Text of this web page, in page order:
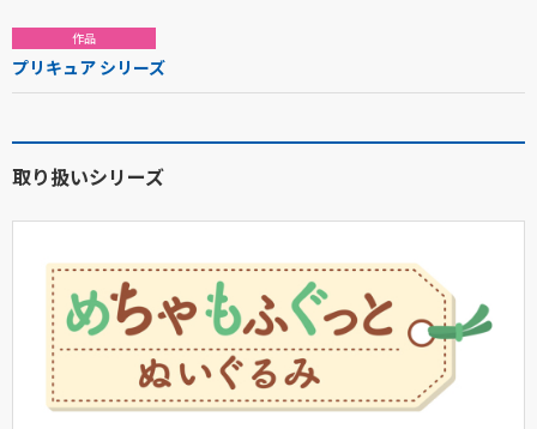
作品
プリキュア シリーズ
取り扱いシリーズ